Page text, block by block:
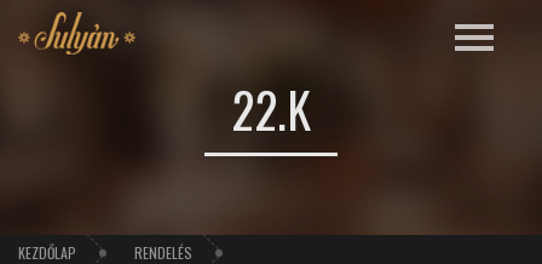
22.K
KEZDŐLAP
RENDELÉS